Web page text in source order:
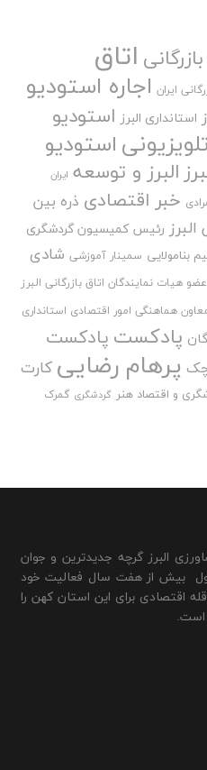
اتاق
ایران اجاره استودیو
استانداری البرز استودیو
استودیو
البرز و توسعه ایران
خبر اقتصادی ذره بین
رئیس کمیسیون گردشگری
بنامولایی سمینار آموزشی شادی
عضو هیات نمایندگان اتاق بازرگانی البرز
هماهنگی امور اقتصادی استانداری
پادکست پادکست
پرهام رضایی کارت
و اقتصاد هنر گردشگری گمرک
البرز گرچه جدیدترین و جوان
بیش از هفت سال فعالیت خود
اقتصادی برای این استان کهن را
است.